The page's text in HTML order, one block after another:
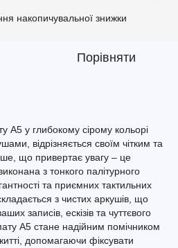
накопичувальної знижки
Порівняти
A5 у глибокому сірому кольорі
відрізняється своїм чітким та
що привертає увагу – це
з тонкого палітурного
та приємних тактильних
з чистих аркушів, що
записів, ескізів та чуттєвого
A5 стане надійним помічником
допомагаючи фіксувати